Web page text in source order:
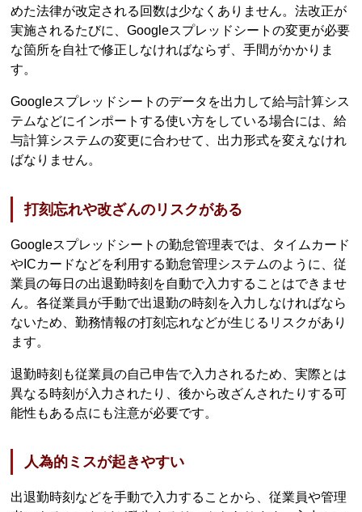
めた法律が改定される回数は少なくありません。法改正が
実施されるたびに、Googleスプレッドシートの変更が必要
な箇所を自社で修正しなければならず、手間がかかりま
す。
Googleスプレッドシートのデータを出力して給与計算シス
テムなどにインポートする使い方をしている場合には、給
与計算システムの変更に合わせて、出力形式を変えなけれ
ばなりません。
打刻忘れや改ざんのリスクがある
Googleスプレッドシートの勤怠管理表では、タイムカード
やICカードなどを利用する勤怠管理システムのように、従
業員の毎日の出退勤時刻を自動で入力することはできませ
ん。各従業員が手動で出退勤の時刻を入力しなければなら
ないため、勤務情報の打刻忘れなどが生じるリスクがあり
ます。
退勤時刻も従業員の自己申告で入力されるため、実際とは
異なる時刻が入力されたり、後から改ざんされたりする可
能性もある点にも注意が必要です。
人為的ミスが起きやすい
出退勤時刻などを手動で入力することから、従業員や管理